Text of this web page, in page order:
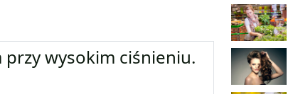
przy wysokim ciśnieniu.